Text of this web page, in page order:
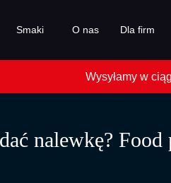
Smaki O nas Dla firm
nalewkę?